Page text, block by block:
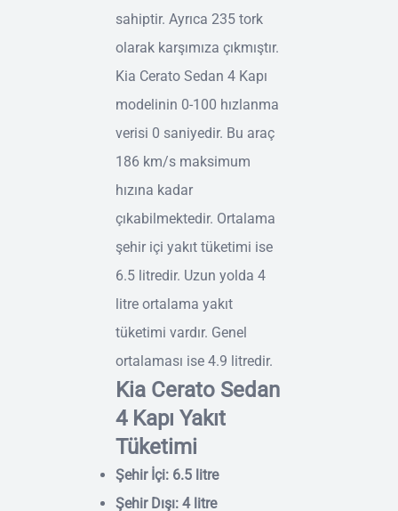
sahiptir. Ayrıca 235 tork
olarak karşımıza çıkmıştır.
Kia Cerato Sedan 4 Kapı
modelinin 0-100 hızlanma
verisi 0 saniyedir. Bu araç
186 km/s maksimum
hızına kadar
çıkabilmektedir. Ortalama
şehir içi yakıt tüketimi ise
6.5 litredir. Uzun yolda 4
litre ortalama yakıt
tüketimi vardır. Genel
ortalaması ise 4.9 litredir.
Kia Cerato Sedan
4 Kapı Yakıt
Tüketimi
Şehir İçi: 6.5 litre
Şehir Dışı: 4 litre